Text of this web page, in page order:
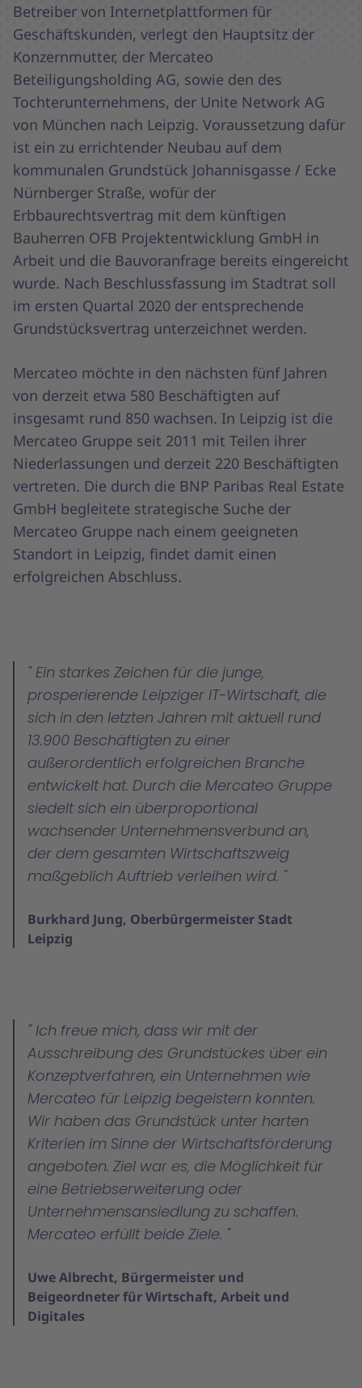
Betreiber von Internetplattformen für
Geschäftskunden, verlegt den Hauptsitz der
Konzernmutter, der Mercateo
Beteiligungsholding AG, sowie den des
Tochterunternehmens, der Unite Network AG
von München nach Leipzig. Voraussetzung dafür
ist ein zu errichtender Neubau auf dem
kommunalen Grundstück Johannisgasse / Ecke
Nürnberger Straße, wofür der
Erbbaurechtsvertrag mit dem künftigen
Bauherren OFB Projektentwicklung GmbH in
Arbeit und die Bauvoranfrage bereits eingereicht
wurde. Nach Beschlussfassung im Stadtrat soll
im ersten Quartal 2020 der entsprechende
Grundstücksvertrag unterzeichnet werden.
Mercateo möchte in den nächsten fünf Jahren
von derzeit etwa 580 Beschäftigten auf
insgesamt rund 850 wachsen. In Leipzig ist die
Mercateo Gruppe seit 2011 mit Teilen ihrer
Niederlassungen und derzeit 220 Beschäftigten
vertreten. Die durch die BNP Paribas Real Estate
GmbH begleitete strategische Suche der
Mercateo Gruppe nach einem geeigneten
Standort in Leipzig, findet damit einen
erfolgreichen Abschluss.
Ein starkes Zeichen für die junge,
prosperierende Leipziger IT-Wirtschaft, die
sich in den letzten Jahren mit aktuell rund
13.900 Beschäftigten zu einer
außerordentlich erfolgreichen Branche
entwickelt hat. Durch die Mercateo Gruppe
siedelt sich ein überproportional
wachsender Unternehmensverbund an,
der dem gesamten Wirtschaftszweig
maßgeblich Auftrieb verleihen wird.
Burkhard Jung, Oberbürgermeister Stadt
Leipzig
Ich freue mich, dass wir mit der
Ausschreibung des Grundstückes über ein
Konzeptverfahren, ein Unternehmen wie
Mercateo für Leipzig begeistern konnten.
Wir haben das Grundstück unter harten
Kriterien im Sinne der Wirtschaftsförderung
angeboten. Ziel war es, die Möglichkeit für
eine Betriebserweiterung oder
Unternehmensansiedlung zu schaffen.
Mercateo erfüllt beide Ziele.
Uwe Albrecht, Bürgermeister und
Beigeordneter für Wirtschaft, Arbeit und
Digitales